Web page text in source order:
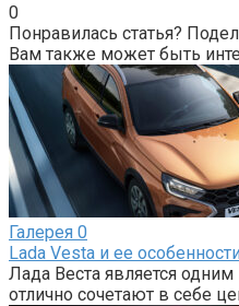
0
Понравилась статья?
Вам также может быть
Галерея 0
Lada Vesta и ее
Лада Веста является
отлично сочетают в себе